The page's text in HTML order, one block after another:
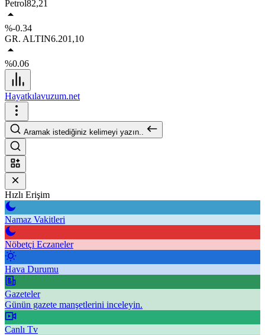
Petrol82,21
%-0.34
GR. ALTIN6.201,10
%0.06
Hayatkılavuzum.net
Aramak istediğiniz kelimeyi yazın..
Hızlı Erişim
Namaz Vakitleri
Nöbetçi Eczaneler
Hava Durumu
Gazeteler
Günün gazete manşetlerini inceleyin.
Canlı Tv